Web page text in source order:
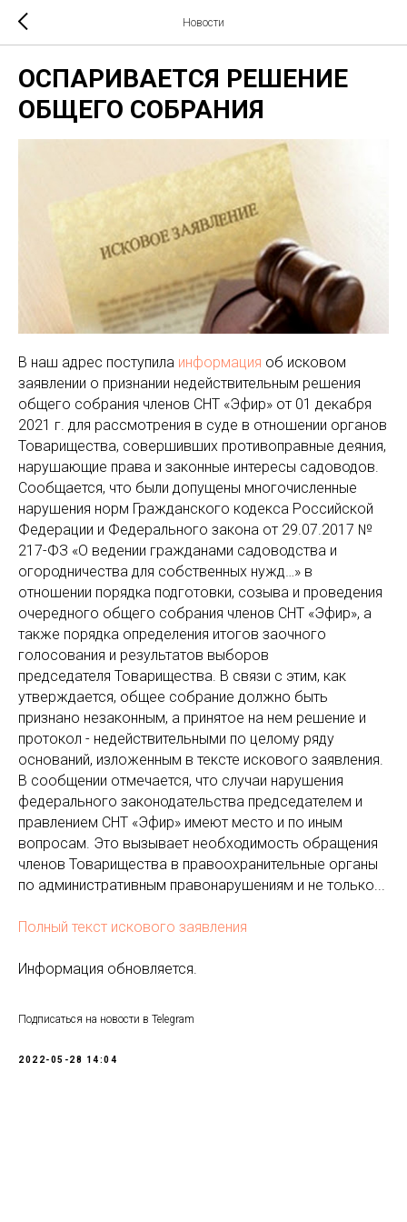
Новости
ОСПАРИВАЕТСЯ РЕШЕНИЕ
ОБЩЕГО СОБРАНИЯ
В наш адрес поступила информация об исковом
заявлении о признании недействительным решения
общего собрания членов СНТ «Эфир» от 01 декабря
2021 г. для рассмотрения в суде в отношении органов
Товарищества, совершивших противоправные деяния,
нарушающие права и законные интересы садоводов.
Сообщается, что были допущены многочисленные
нарушения норм Гражданского кодекса Российской
Федерации и Федерального закона от 29.07.2017 №
217-ФЗ «О ведении гражданами садоводства и
огородничества для собственных нужд…» в
отношении порядка подготовки, созыва и проведения
очередного общего собрания членов СНТ «Эфир», а
также порядка определения итогов заочного
голосования и результатов выборов
председателя Товарищества. В связи с этим, как
утверждается, общее собрание должно быть
признано незаконным, а принятое на нем решение и
протокол - недействительными по целому ряду
оснований, изложенным в тексте искового заявления.
В сообщении отмечается, что случаи нарушения
федерального законодательства председателем и
правлением СНТ «Эфир» имеют место и по иным
вопросам. Это вызывает необходимость обращения
членов Товарищества в правоохранительные органы
по административным правонарушениям и не только...
Полный текст искового заявления
Информация обновляется.
Подписаться на новости в Telegram
2022-05-28 14:04